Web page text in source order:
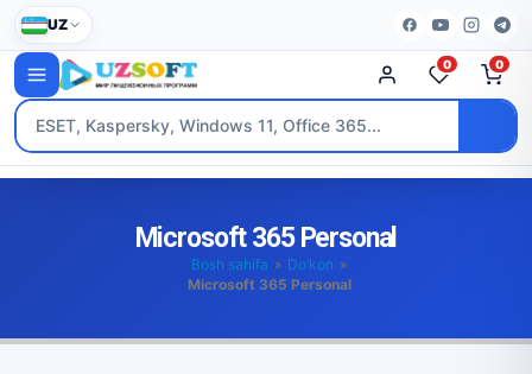
UZ
0 0
Microsoft 365 Personal
Bosh sahifa » Do’kon »
Microsoft 365 Personal